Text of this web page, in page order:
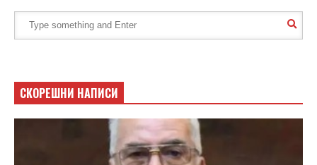
СКОРЕШНИ НАПИСИ